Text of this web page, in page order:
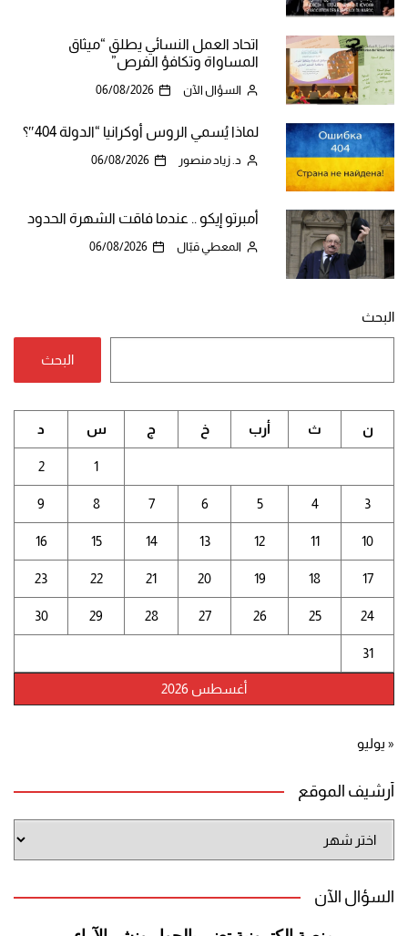
اتحاد العمل النسائي يطلق “ميثاق
المساواة وتكافؤ الفرص”
السؤال الآن 06/08/2026
لماذا يُسمي الروس أوكرانيا “الدولة 404″؟
د. زياد منصور 06/08/2026
أمبرتو إيكو .. عندما فاقت الشهرة الحدود
المعطي قبّال 06/08/2026
البحث
البحث
أغسطس 2026
ن ث أرب خ ج س د
1
2
3
4
5
6
7
8
9
10
11
12
13
14
15
16
17
18
19
20
21
22
23
24
25
26
27
28
29
30
31
« يوليو
أرشيف الموقع
الموقع
السؤال الآن